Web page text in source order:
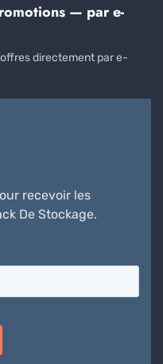
— par e-
directement par e-
recevoir les
De Stockage.